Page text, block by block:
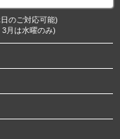
のご対応可能)
月は水曜のみ)